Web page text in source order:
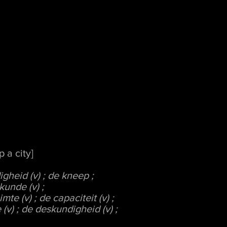
a city]
(v) ; de kneep ;
(v) ;
(v) ; de capaciteit (v) ;
; de deskundigheid (v) ;